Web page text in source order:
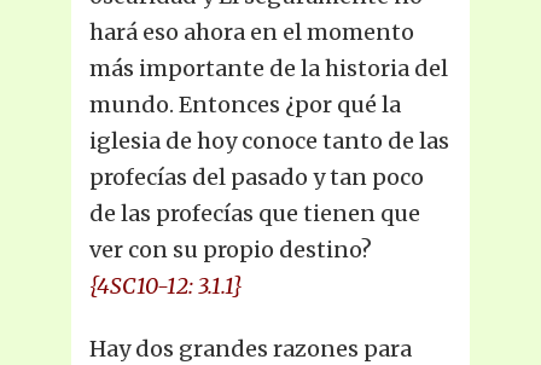
hará eso ahora en el momento
más importante de la historia del
mundo. Entonces ¿por qué la
iglesia de hoy conoce tanto de las
profecías del pasado y tan poco
de las profecías que tienen que
ver con su propio destino?
{4SC10-12: 3.1.1}
Hay dos grandes razones para